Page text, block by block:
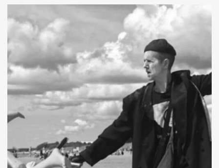
õppekeskuseks
KULTUURIPEEGEL 04.AUGUST 2026
FOTOD I Non Grata hiigelskulptuur
muutis I Land Soundi publiku
kunstiteose osaks